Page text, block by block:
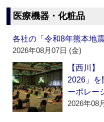
医療機器・化粧品
各社の「令和8年熊本地
2026年08月07日 (金)
【西川
2026」を
ーポレー
2026年08